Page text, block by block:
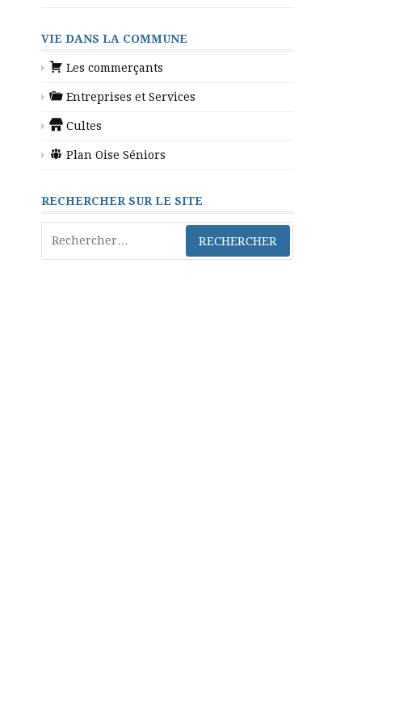
VIE DANS LA COMMUNE
Les commerçants
Entreprises et Services
Cultes
Plan Oise Séniors
RECHERCHER SUR LE SITE